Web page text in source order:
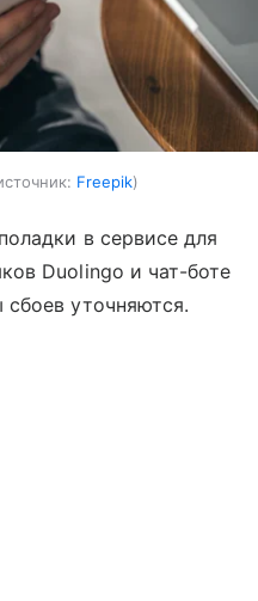
Freepik
в сервисе для
Duolingo и чат-боте
уточняются.